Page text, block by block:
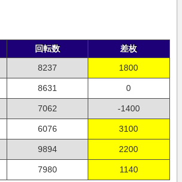
回転数
差枚
8237 1800
8631 0
7062 -1400
6076 3100
9894 2200
7980 1140